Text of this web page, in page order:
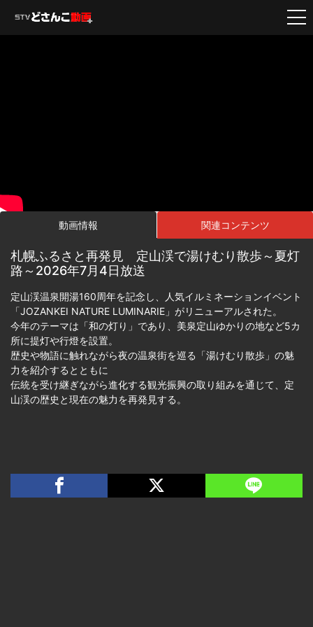
動画情報 関連コンテンツ
札幌ふるさと再発見 定山渓で湯けむり散歩～夏灯
路～2026年7月4日放送
定山渓温泉開湯160周年を記念し、人気イルミネーションイベント
「JOZANKEI NATURE LUMINARIE」がリニューアルされた。
今年のテーマは「和の灯り」であり、美泉定山ゆかりの地など5カ
所に提灯や行燈を設置。
歴史や物語に触れながら夜の温泉街を巡る「湯けむり散歩」の魅
力を紹介するとともに
伝統を受け継ぎながら進化する観光振興の取り組みを通じて、定
山渓の歴史と現在の魅力を再発見する。